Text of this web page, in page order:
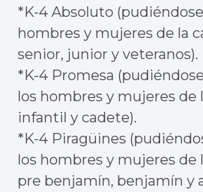
*K-4 Absoluto
hombres y mujeres de la
senior, junior y veteranos).
*K-4 Promesa
los hombres y mujeres de
infantil y cadete).
*K-4 Piragüines
los hombres y mujeres de
pre benjamín, benjamín y